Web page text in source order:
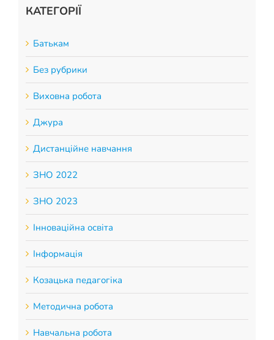
КАТЕГОРІЇ
Батькам
Без рубрики
Виховна робота
Джура
Дистанційне навчання
ЗНО 2022
ЗНО 2023
Інноваційна освіта
Інформація
Козацька педагогіка
Методична робота
Навчальна робота